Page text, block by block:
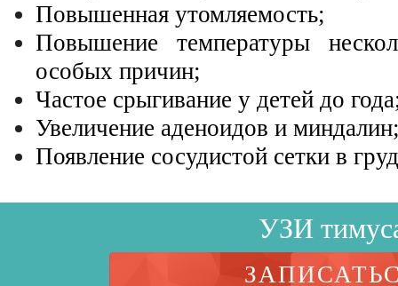
Повышенная утомляемость;
Повышение температуры
особых причин;
Частое срыгивание у детей до
Увеличение аденоидов и
Появление сосудистой сетки в
УЗИ